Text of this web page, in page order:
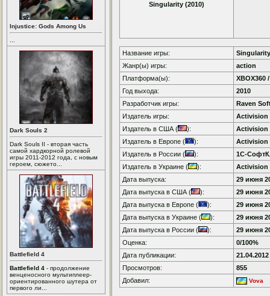
Injustice: Gods Among Us
Dark Souls 2
Dark Souls II - вторая часть
самой хардкорной ролевой
игры 2011-2012 года, с новым
героем, сюжето...
Battlefield 4
Battlefield 4 - продолжение
венценосного мультиплеер-
ориентированного шутера от
первого ли...
Singularity (2010)
Название игры:
Жанр(ы) игры:
action
Платформа(ы):
XBOX360
Год выхода:
2010
Разработчик игры:
Raven
Издатель игры:
Activision
Издатель в США (
):
Activision
Издатель в Европе (
):
Activision
Издатель в России (
):
1С-
Издатель в Украине (
):
Activision
Дата выпуска:
29 июня
Дата выпуска в США (
):
29 июня
Дата выпуска в Европе (
):
29 июня
Дата выпуска в Украине (
):
29 июня
Дата выпуска в России (
):
29 июня
Оценка:
0/100%
Дата публикации:
21.04.2012
Просмотров:
855
Добавил:
Vova